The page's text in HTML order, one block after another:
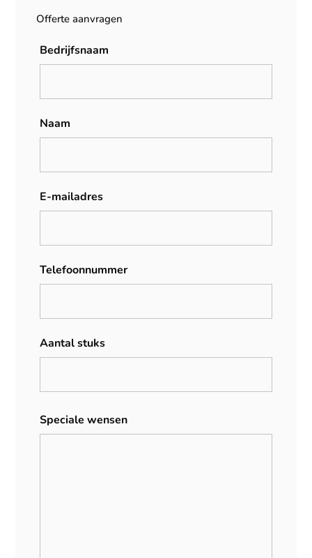
Offerte aanvragen
Bedrijfsnaam
Naam
E-mailadres
Telefoonnummer
Aantal stuks
Speciale wensen